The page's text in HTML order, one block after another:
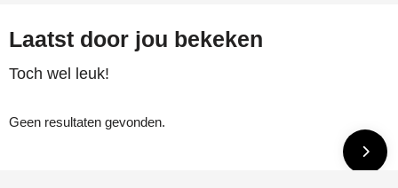
Laatst door jou bekeken
Toch wel leuk!
Geen resultaten gevonden.